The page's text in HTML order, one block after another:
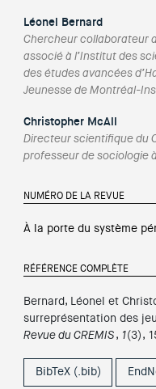
Léonel Bernard
Chercheur collaborateur
associé à l’Institut des
des études avancées
Jeunesse de Montréal-
Christopher McAll
Directeur scientifique du
professeur de sociologie
NUMÉRO DE LA REVUE
À la porte du système
RÉFÉRENCE COMPLÈTE
Bernard, Léonel et
surreprésentation des
Revue du CREMIS, 1(3),
BibTeX (.bib)